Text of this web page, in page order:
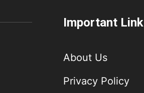
Important Link
About Us
Privacy Policy